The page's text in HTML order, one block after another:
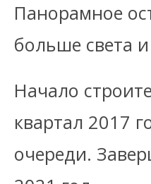
Панорамное
больше света
Начало
квартал 2017
очереди.